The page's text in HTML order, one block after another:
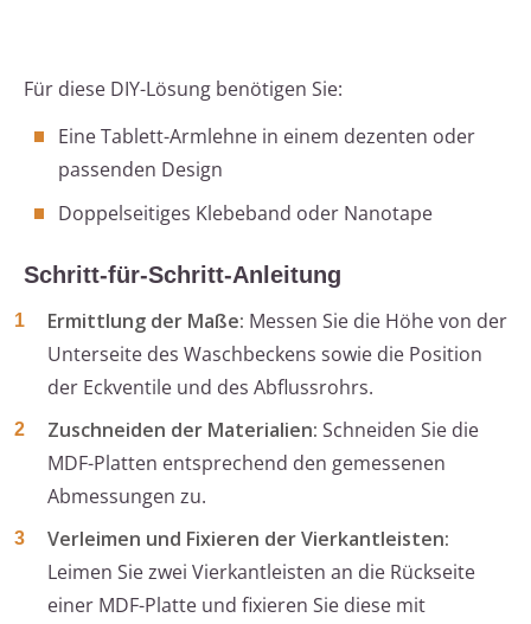
Für diese DIY-Lösung benötigen Sie:
Eine Tablett-Armlehne in einem dezenten oder
passenden Design
Doppelseitiges Klebeband oder Nanotape
Schritt-für-Schritt-Anleitung
Ermittlung der Maße: Messen Sie die Höhe von der
Unterseite des Waschbeckens sowie die Position
der Eckventile und des Abflussrohrs.
Zuschneiden der Materialien: Schneiden Sie die
MDF-Platten entsprechend den gemessenen
Abmessungen zu.
Verleimen und Fixieren der Vierkantleisten:
Leimen Sie zwei Vierkantleisten an die Rückseite
einer MDF-Platte und fixieren Sie diese mit